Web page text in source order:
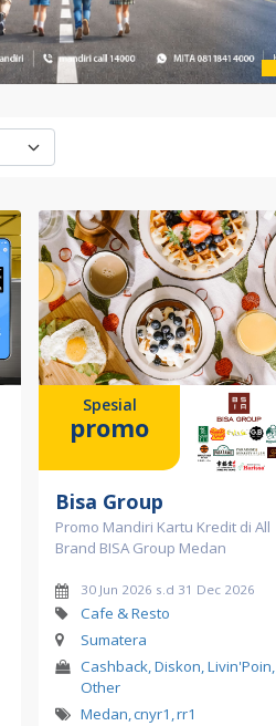
Spesial
promo
Bisa Group
Promo Mandiri Kartu Kredit di All
Brand BISA Group Medan
30 Jun 2026 s.d 31 Dec 2026
Cafe & Resto
Sumatera
Cashback, Diskon, Livin'Poin,
Other
Medan,cnyr1 ,rr1